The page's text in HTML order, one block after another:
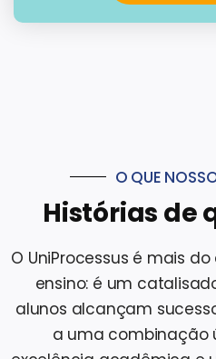
O QUE
Histórias de
O UniProcessus é mais
ensino: é um
alunos alcançam
a uma combinação